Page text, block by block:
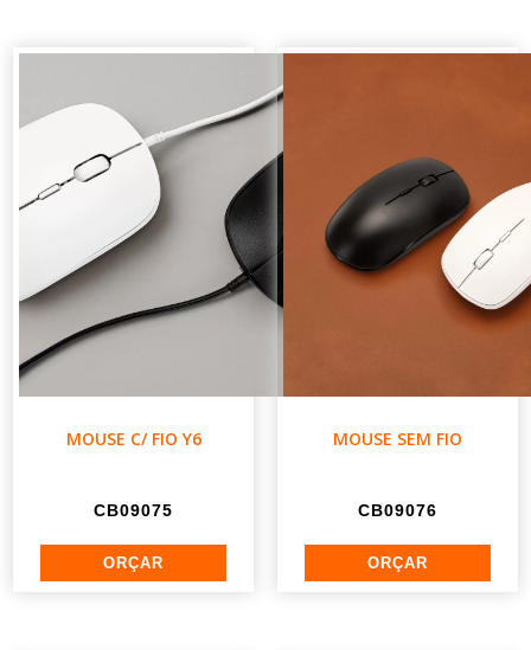
MOUSE C/ FIO Y6
CB09075
MOUSE SEM FIO
CB09076